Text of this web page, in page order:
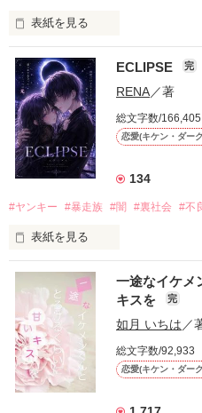
表紙を見る
「好きだったから、別れを選ん
モテる人を好きになるのが怖か
だから私は、中学時代に大好き
もう会うことはないと思ってい
高校生になって再会した彼は、
他の女の子には冷たいのに
私にだけ昔と変わらない笑顔を
「澪ちゃん。」
それは止まっていた恋が再び動
✨.ﾟ･*..☆.｡.:*✨.☆.｡.:. *:ﾟ✨.ﾟ･
ECLIPSE 完
RENA／著
総文字数/166,405
恋愛(キケン・ダー
134
#ヤンキー #暴走族 #闇 #裏社会 #不
表紙を見る
表紙画像はAIです
作品
一途なイケメ
キスを
完
如月 いちは ／
総文字数/92,933
恋愛(キケン・ダー